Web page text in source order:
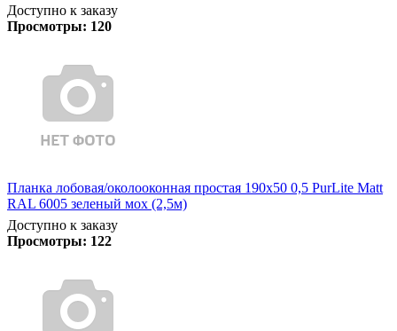
Доступно к заказу
Просмотры: 120
Планка лобовая/околооконная простая 190х50 0,5 PurLite Matt
RAL 6005 зеленый мох (2,5м)
Доступно к заказу
Просмотры: 122